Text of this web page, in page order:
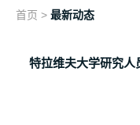
首页 > 最新动态
特拉维夫大学研究人